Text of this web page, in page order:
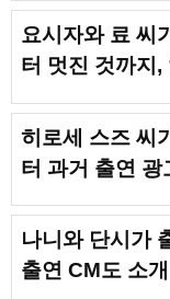
요시자와 료 씨
터 멋진 것까지,
히로세 스즈 씨
터 과거 출연 광
나니와 단시가
출연 CM도 소개